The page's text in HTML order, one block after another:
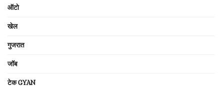
ऑटो
खेल
गुजरात
जॉब
टेक GYAN